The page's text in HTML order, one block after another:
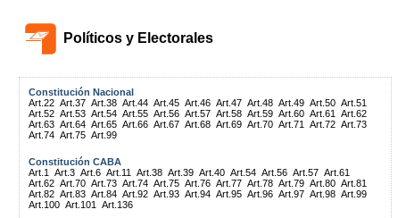
Políticos y Electorales
Constitución Nacional
Art.22 Art.37 Art.38 Art.44 Art.45 Art.46 Art.47 Art.48 Art.49 Art.50 Art.51
Art.52 Art.53 Art.54 Art.55 Art.56 Art.57 Art.58 Art.59 Art.60 Art.61
Art.62
Art.63 Art.64 Art.65 Art.66 Art.67 Art.68 Art.69 Art.70 Art.71 Art.72 Art.73
Art.74 Art.75 Art.99
Constitución CABA
Art.1
Art.3 Art.6 Art.11 Art.38 Art.39 Art.40 Art.54 Art.56 Art.57 Art.61
Art.62 Art.70 Art.73 Art.74 Art.75 Art.76 Art.77 Art.78 Art.79 Art.80 Art.81
Art.82 Art.83 Art.84 Art.92 Art.93 Art.94 Art.95 Art.96 Art.97 Art.98 Art.99
Art.100 Art.101 Art.136